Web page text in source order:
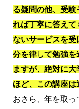
る疑問の他、受
れば丁寧に答えて
ないサービスを受
分を律して勉強を
ますが、絶対に
ほど、この講座は
おさら、年を取っ